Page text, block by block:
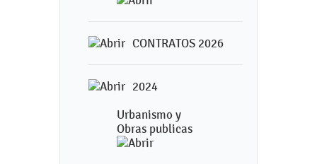
CONTRATOS 2026
2024
Urbanismo y
Obras publicas